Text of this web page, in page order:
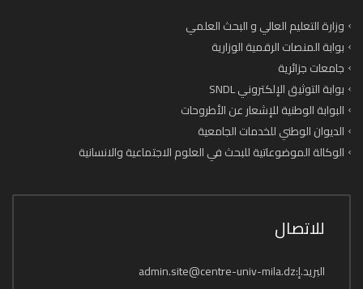
وزارة التعليم العالي و البحث العلمي
بوابة المنصات الرقمية الوزارية
جامعات جزائرية
بوابة التوثيق الإلكتروني SNDL
البوابة الوطنية للإشعار عن الأطروحات
الديوان الوطني للخدمات الجامعية
الوكالة الموضوعاتية للبحث في العلوم الاجتماعية والانسانية
للاتصال
البريد.إ:admin.site@centre-univ-mila.dz